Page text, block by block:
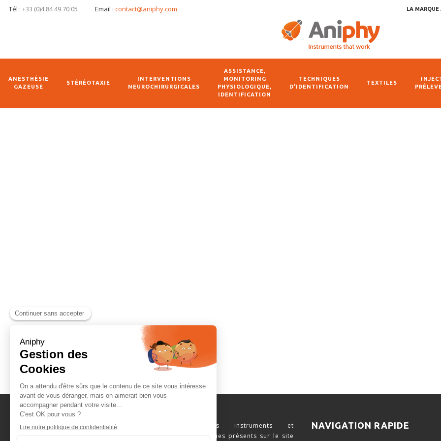
Tél : +33 (0)4 84 49 70 05 Email : contact@aniphy.com LA MARQUE
ANESTHÉSIE
GAZEUSE
STÉRÉOTAXIE
INTERVENTIONS
NEUROCHIRURGICALES
ASSISTANCE,
MONITORING
PHYSIOLOGIQUE,
IDENTIFICATION
TECHNIQUES
D’IDENTIFICATION
TEXTILES
Naviguez parmi les instruments et
consommables scientifiques présents sur le site
NAVIGATION RAPIDE